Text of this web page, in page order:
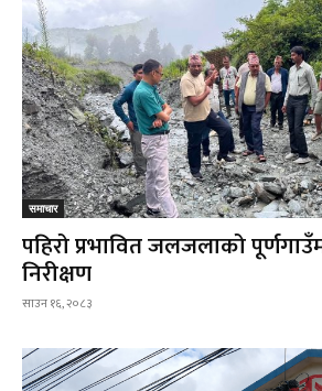
समाचार
पहिरो प्रभावित जलजलाको
निरीक्षण
साउन १६, २०८३